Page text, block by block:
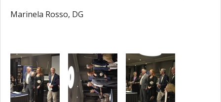
Marinela Rosso, DG